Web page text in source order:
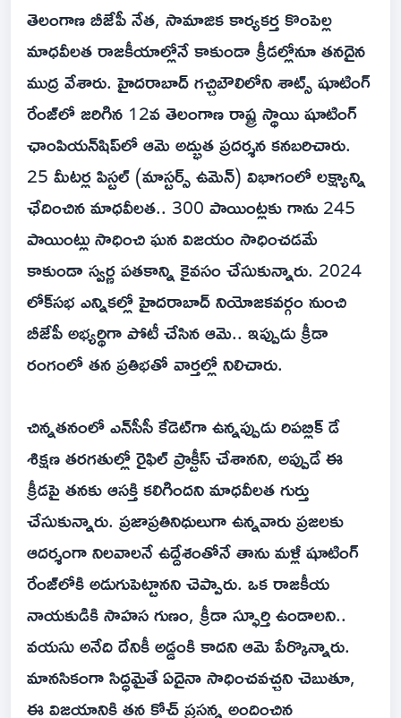
తెలంగాణ బీజేపీ నేత, సామాజిక కార్యకర్త కొంపెల్ల
మాధవీలత రాజకీయాల్లోనే కాకుండా క్రీడల్లోనూ తనదైన
ముద్ర వేశారు. హైదరాబాద్ గచ్చిబౌలిలోని శాట్స్ షూటింగ్
రేంజ్‌లో జరిగిన 12వ తెలంగాణ రాష్ట్ర స్థాయి షూటింగ్
ఛాంపియన్‌షిప్‌లో ఆమె అద్భుత ప్రదర్శన కనబరిచారు.
25 మీటర్ల పిస్టల్ (మాస్టర్స్ ఉమెన్) విభాగంలో లక్ష్యాన్ని
ఛేదించిన మాధవీలత.. 300 పాయింట్లకు గాను 245
పాయింట్లు సాధించి ఘన విజయం సాధించడమే
కాకుండా స్వర్ణ పతకాన్ని కైవసం చేసుకున్నారు. 2024
లోక్‌సభ ఎన్నికల్లో హైదరాబాద్ నియోజకవర్గం నుంచి
బీజేపీ అభ్యర్థిగా పోటీ చేసిన ఆమె.. ఇప్పుడు క్రీడా
రంగంలో తన ప్రతిభతో వార్తల్లో నిలిచారు.
చిన్నతనంలో ఎన్‌సీసీ కేడెట్‌గా ఉన్నప్పుడు రిపబ్లిక్ డే
శిక్షణ తరగతుల్లో రైఫిల్ ప్రాక్టీస్ చేశానని, అప్పుడే ఈ
క్రీడపై తనకు ఆసక్తి కలిగిందని మాధవీలత గుర్తు
చేసుకున్నారు. ప్రజాప్రతినిధులుగా ఉన్నవారు ప్రజలకు
ఆదర్శంగా నిలవాలనే ఉద్దేశంతోనే తాను మళ్లీ షూటింగ్
రేంజ్‌లోకి అడుగుపెట్టానని చెప్పారు. ఒక రాజకీయ
నాయకుడికి సాహస గుణం, క్రీడా స్ఫూర్తి ఉండాలని..
వయసు అనేది దేనికీ అడ్డంకి కాదని ఆమె పేర్కొన్నారు.
మానసికంగా సిద్ధమైతే ఏదైనా సాధించవచ్చని చెబుతూ,
ఈ విజయానికి తన కోచ్ ప్రసన్న అందించిన